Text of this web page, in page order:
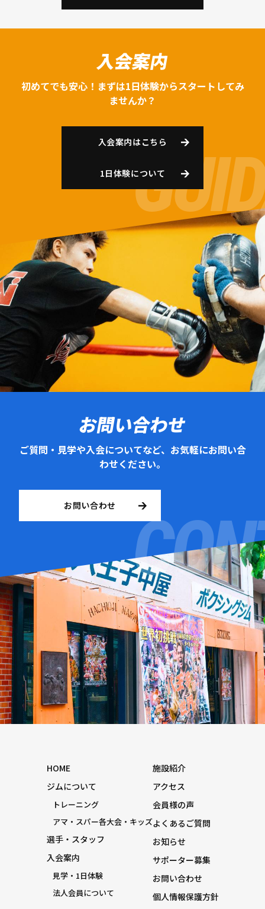
入会案内
初めてでも安心！まずは1日体験からスタートしてみ
ませんか？
入会案内はこちら
1日体験について
お問い合わせ
ご質問・見学や入会についてなど、お気軽にお問い合
わせください。
お問い合わせ
HOME
ジムについて
トレーニング
アマ・スパー各大会・キッズ
選手・スタッフ
入会案内
見学・1日体験
法人会員について
施設紹介
アクセス
会員様の声
よくあるご質問
お知らせ
サポーター募集
お問い合わせ
個人情報保護方針